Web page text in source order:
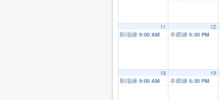
11
駒場練 9:00 AM
12
本郷練 6:30 PM
18
駒場練 9:00 AM
19
本郷練 6:30 PM